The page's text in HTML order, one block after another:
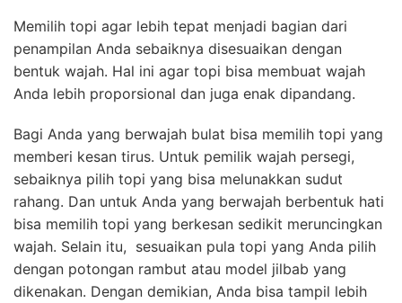
Memilih topi agar lebih tepat menjadi bagian dari
penampilan Anda sebaiknya disesuaikan dengan
bentuk wajah. Hal ini agar topi bisa membuat wajah
Anda lebih proporsional dan juga enak dipandang.
Bagi Anda yang berwajah bulat bisa memilih topi yang
memberi kesan tirus. Untuk pemilik wajah persegi,
sebaiknya pilih topi yang bisa melunakkan sudut
rahang. Dan untuk Anda yang berwajah berbentuk hati
bisa memilih topi yang berkesan sedikit meruncingkan
wajah. Selain itu, sesuaikan pula topi yang Anda pilih
dengan potongan rambut atau model jilbab yang
dikenakan. Dengan demikian, Anda bisa tampil lebih